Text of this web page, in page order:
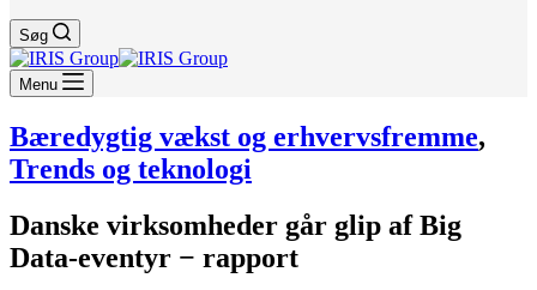
Søg
Menu
Bæredygtig vækst og erhvervsfremme,
Trends og teknologi
Danske virksomheder går glip af Big
Data-eventyr − rapport